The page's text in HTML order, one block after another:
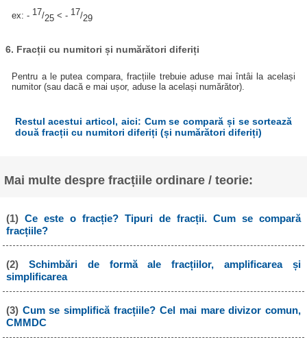
ex: - 17/25 < - 17/29
6. Fracții cu numitori și numărători diferiți
Pentru a le putea compara, fracțiile trebuie aduse mai întâi la același
numitor (sau dacă e mai ușor, aduse la același numărător).
Restul acestui articol, aici: Cum se compară și se sortează
două fracții cu numitori diferiți (și numărători diferiți)
Mai multe despre fracțiile ordinare / teorie:
(1) Ce este o fracție? Tipuri de fracții. Cum se compară
fracțiile?
(2) Schimbări de formă ale fracțiilor, amplificarea și
simplificarea
(3) Cum se simplifică fracțiile? Cel mai mare divizor comun,
CMMDC